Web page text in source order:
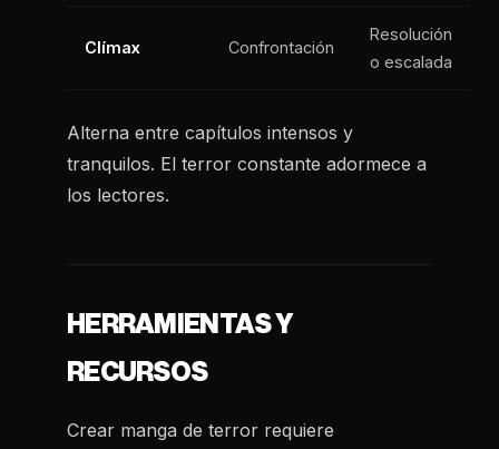
Clímax Confrontación
Resolución
o escalada
Alterna entre capítulos intensos y
tranquilos. El terror constante adormece a
los lectores.
HERRAMIENTAS Y
RECURSOS
Crear manga de terror requiere